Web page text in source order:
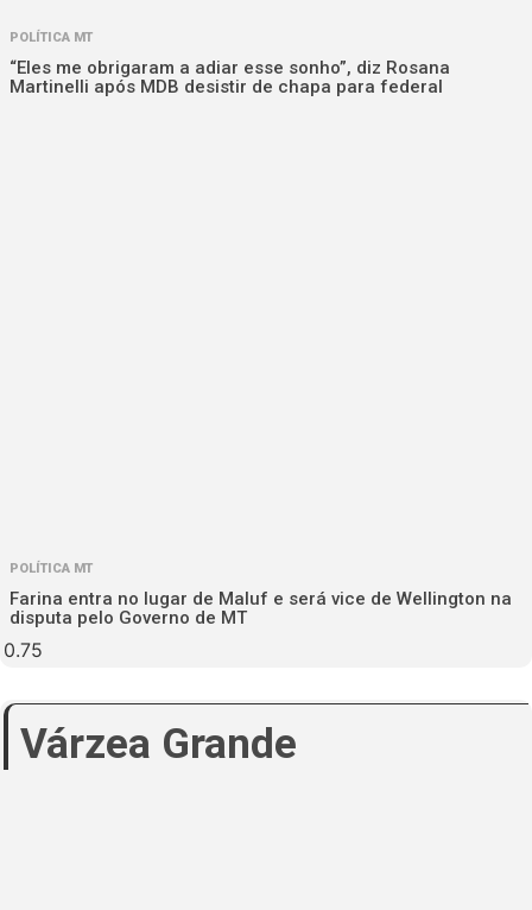
POLÍTICA MT
“Eles me obrigaram a adiar esse sonho”, diz Rosana
Martinelli após MDB desistir de chapa para federal
POLÍTICA MT
Farina entra no lugar de Maluf e será vice de Wellington na
disputa pelo Governo de MT
Várzea Grande